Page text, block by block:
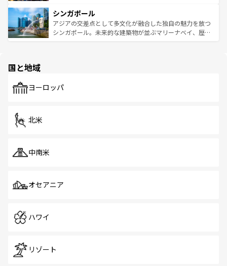
参照してほしい。
激する。気候は一年中温暖で、どの季節にも異なる楽しみ
が待っている。親しみやすいタイの人々、仏教を中心とし
た文化、そして多様な観光資源が、訪れる旅人を魅了し続
み、どこを訪れても感動するはず。観光スポットが密集し
ており、効率よく見どころを回れるのも魅力。息をのむよ
うな絶景から文化的な体験まで、香港を存分に楽しみ尽く
シンガポール
アジアの交差点として多文化が融合した独自の魅力を放つ
シンガポール。未来的な建築物が並ぶマリーナベイ、歴史
で、ホーカーズは地元の風情を楽しめる外せないスポット
国と地域
ヨーロッパ
北米
中南米
オセアニア
ハワイ
リゾート